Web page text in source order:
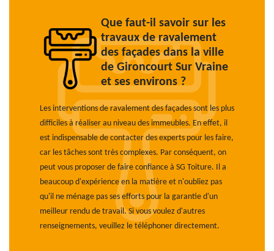
Que faut-il savoir sur les
travaux de ravalement
des façades dans la ville
de Gironcourt Sur Vraine
et ses environs ?
Les interventions de ravalement des façades sont les plus
difficiles à réaliser au niveau des immeubles. En effet, il
est indispensable de contacter des experts pour les faire,
car les tâches sont très complexes. Par conséquent, on
peut vous proposer de faire confiance à SG Toiture. Il a
beaucoup d'expérience en la matière et n'oubliez pas
qu'il ne ménage pas ses efforts pour la garantie d'un
meilleur rendu de travail. Si vous voulez d'autres
renseignements, veuillez le téléphoner directement.